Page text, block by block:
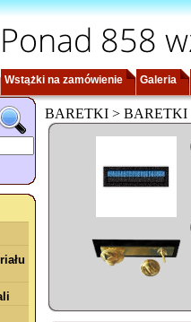
Ponad 858
Wstążki na zamówienie Galeria
BARETKI > BARETKI